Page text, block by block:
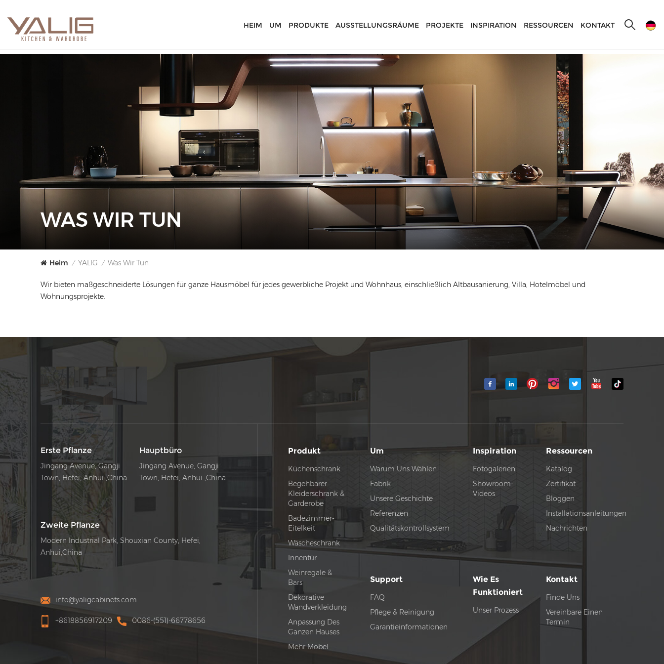
HEIM UM PRODUKTE AUSSTELLUNGSRÄUME PROJEKTE INSPIRATION RESSOURCEN KONTAKT
WAS WIR TUN
Heim / YALIG / Was Wir Tun
Wir bieten maßgeschneiderte Lösungen für ganze Hausmöbel für jedes gewerbliche Projekt und Wohnhaus, einschließlich Altbausanierung, Villa, Hotelmöbel und
Wohnungsprojekte.
Erste Pflanze
Jingang Avenue, Gangji
Town, Hefei, Anhui ,China
Hauptbüro
Jingang Avenue, Gangji
Town, Hefei, Anhui ,China
Zweite Pflanze
Modern Industrial Park, Shouxian County, Hefei,
Anhui,China
info@yaligcabinets.com
+8618856917209 0086-(551)-66778656
Produkt
Küchenschrank
Begehbarer
Kleiderschrank &
Garderobe
Badezimmer-
Eitelkeit
Wäscheschrank
Innentür
Weinregale &
Bars
Dekorative
Wandverkleidung
Anpassung Des
Ganzen Hauses
Mehr Möbel
Um
Warum Uns Wählen
Fabrik
Unsere Geschichte
Referenzen
Qualitätskontrollsystem
Inspiration
Fotogalerien
Showroom-
Videos
Ressourcen
Katalog
Zertifikat
Bloggen
Installationsanleitungen
Nachrichten
Support
FAQ
Pflege & Reinigung
Garantieinformationen
Wie Es
Funktioniert
Unser Prozess
Kontakt
Finde Uns
Vereinbare Einen
Termin